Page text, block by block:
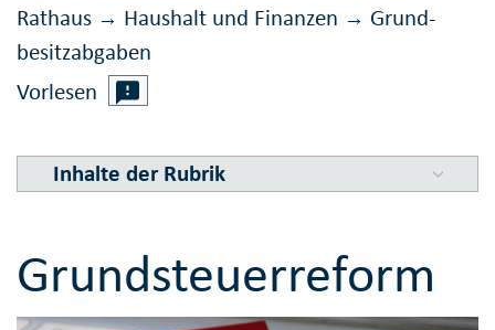
Rathaus → Haushalt und Finanzen → Grund­
besitz­ab­gaben
Vorlesen
Inhalte der Rubrik
Grundsteuerreform